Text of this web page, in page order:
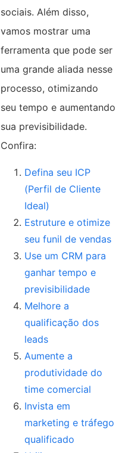
sociais. Além disso,
vamos mostrar uma
ferramenta que pode ser
uma grande aliada nesse
processo, otimizando
seu tempo e aumentando
sua previsibilidade.
Confira:
Defina seu ICP
(Perfil de Cliente
Ideal)
Estruture e otimize
seu funil de vendas
Use um CRM para
ganhar tempo e
previsibilidade
Melhore a
qualificação dos
leads
Aumente a
produtividade do
time comercial
Invista em
marketing e tráfego
qualificado